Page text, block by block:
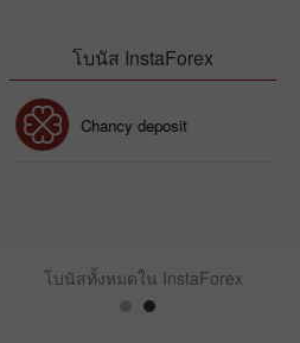
โบนัส InstaForex
Chancy deposit
โบนัสทั้งหมดใน InstaForex